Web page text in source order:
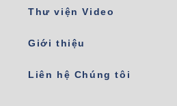
Thư viện Video
Giới thiệu
Liên hệ Chúng tôi